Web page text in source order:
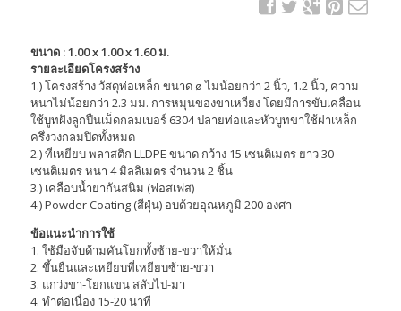
ขนาด : 1.00 x 1.00 x 1.60 ม.
รายละเอียดโครงสร้าง
1.) โครงสร้าง วัสดุท่อเหล็ก ขนาด ø ไม่น้อยกว่า 2 นิ้ว, 1.2 นิ้ว, ความ
หนาไม่น้อยกว่า 2.3 มม. การหมุนของขาเหวี่ยง โดยมีการขับเคลื่อน
ใช้บูทฝังลูกปืนเม็ดกลมเบอร์ 6304 ปลายท่อและหัวบูทขาใช้ฝาเหล็ก
ครึ่งวงกลมปิดทั้งหมด
2.) ที่เหยียบ พลาสติก LLDPE ขนาด กว้าง 15 เซนติเมตร ยาว 30
เซนติเมตร หนา 4 มิลลิเมตร จำนวน 2 ชิ้น
3.) เคลือบน้ำยากันสนิม (ฟอสเฟส)
4.) Powder Coating (สีฝุ่น) อบด้วยอุณหภูมิ 200 องศา
ข้อแนะนำการใช้
1. ใช้มือจับด้ามคันโยกทั้งซ้าย-ขวาให้มั่น
2. ขึ้นยืนและเหยียบที่เหยียบซ้าย-ขวา
3. แกว่งขา-โยกแขน สลับไป-มา
4. ทำต่อเนื่อง 15-20 นาที